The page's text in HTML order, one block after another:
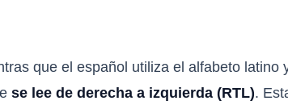
que el español utiliza el alfabeto
se lee de derecha a izquierda (RTL).